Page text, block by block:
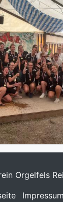
Orgelfels
Impressum